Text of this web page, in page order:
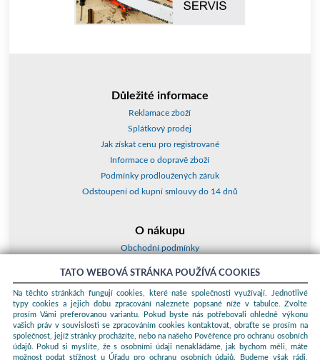
Důležité informace
Reklamace zboží
Splátkový prodej
Jak získat cenu pro registrované
Informace o dopravě zboží
Podmínky prodloužených záruk
Odstoupení od kupní smlouvy do 14 dnů
O nákupu
Obchodní podmínky
Kontakty a adresy
Essox splátky
Podle zákona o evidenci tržeb je prodávající povinen vystavit kupujícímu
účtenku. Zároveň je povinen zaevidovat přijatou tržbu u správce daně
TATO WEBOVÁ STRÁNKA POUŽÍVÁ COOKIES
Na těchto stránkách fungují cookies, které naše společnosti využívají. Jednotlivé
typy cookies a jejich dobu zpracování naleznete popsané níže v tabulce. Zvolte
prosím Vámi preferovanou variantu. Pokud byste nás potřebovali ohledně výkonu
vašich práv v souvislosti se zpracováním cookies kontaktovat, obraťte se prosím na
společnost, jejíž stránky procházíte, nebo na našeho Pověřence pro ochranu osobních
údajů. Pokud si myslíte, že s osobními údaji nenakládáme, jak bychom měli, máte
možnost podat stížnost u Úřadu pro ochranu osobních údajů. Budeme však rádi,